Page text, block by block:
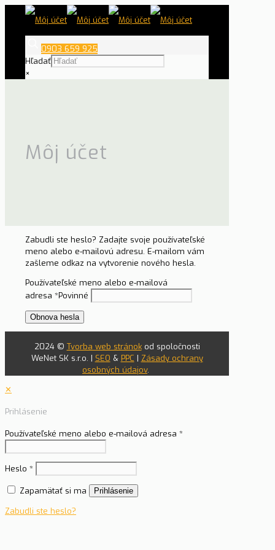
0903 659 925
Hľadať
×
Môj účet
Zabudli ste heslo? Zadajte svoje používateľské
meno alebo e-mailovú adresu. E-mailom vám
zašleme odkaz na vytvorenie nového hesla.
Používateľské meno alebo e-mailová
adresa *Povinné
Obnova hesla
2024 © Tvorba web stránokod spoločnosti
WeNet SK s.r.o. | SEO & PPC | Zásady ochrany
osobných údajov.
✕
Prihlásenie
Používateľské meno alebo e-mailová adresa *
Heslo *
Zapamätať si ma Prihlásenie
Zabudli ste heslo?